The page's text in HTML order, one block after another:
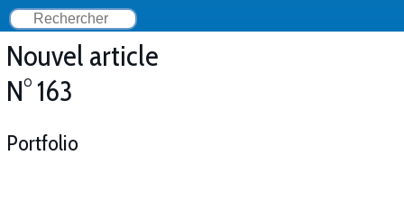
Nouvel article
N° 163
Portfolio